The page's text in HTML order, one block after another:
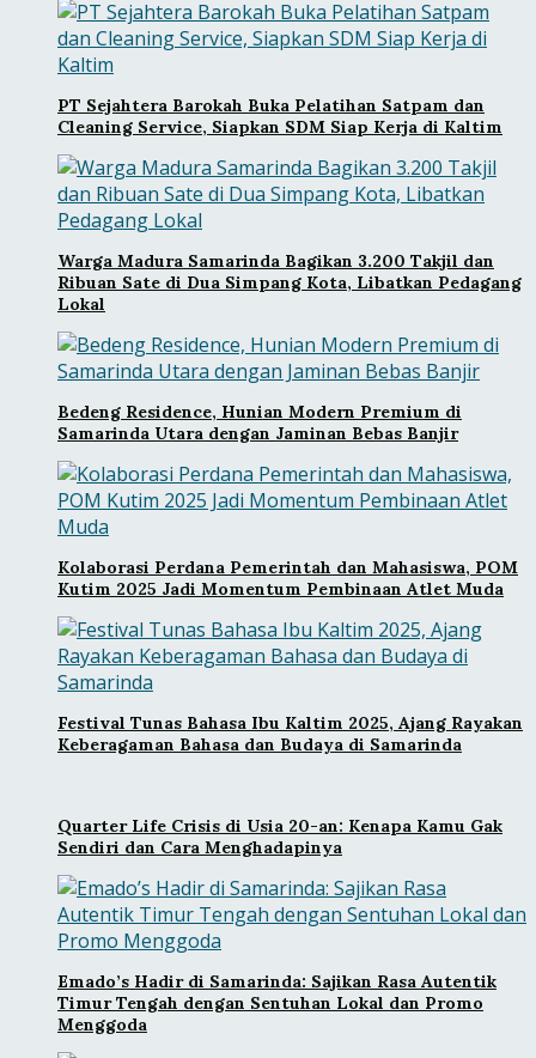
PT Sejahtera Barokah Buka Pelatihan Satpam dan
Cleaning Service, Siapkan SDM Siap Kerja di Kaltim
Warga Madura Samarinda Bagikan 3.200 Takjil dan
Ribuan Sate di Dua Simpang Kota, Libatkan Pedagang
Lokal
Bedeng Residence, Hunian Modern Premium di
Samarinda Utara dengan Jaminan Bebas Banjir
Kolaborasi Perdana Pemerintah dan Mahasiswa, POM
Kutim 2025 Jadi Momentum Pembinaan Atlet Muda
Festival Tunas Bahasa Ibu Kaltim 2025, Ajang Rayakan
Keberagaman Bahasa dan Budaya di Samarinda
Quarter Life Crisis di Usia 20-an: Kenapa Kamu Gak
Sendiri dan Cara Menghadapinya
Emado’s Hadir di Samarinda: Sajikan Rasa Autentik
Timur Tengah dengan Sentuhan Lokal dan Promo
Menggoda